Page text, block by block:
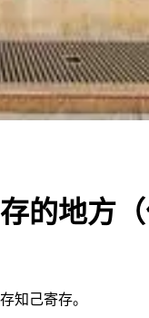
的地方（
知己寄存。